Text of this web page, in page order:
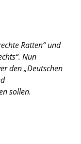
Ratten“ und
Nun
den „Deutschen
sollen.